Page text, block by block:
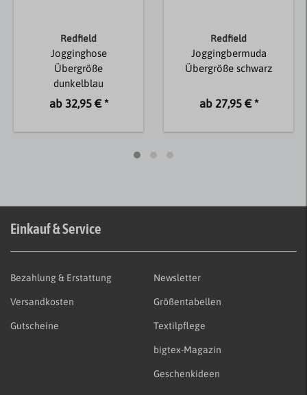
Redfield
Jogginghose
Übergröße
dunkelblau
ab 32,95 € *
Redfield
Joggingbermuda
Übergröße schwarz
ab 27,95 € *
Einkauf & Service
Bezahlung & Erstattung
Versandkosten
Gutscheine
Newsletter
Größentabellen
Textilpflege
bigtex-Magazin
Geschenkideen